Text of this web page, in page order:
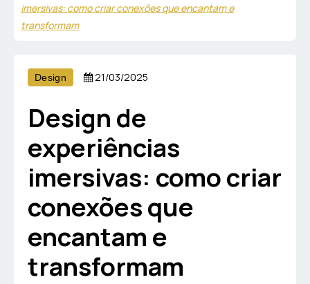
imersivas: como criar conexões que encantam e
transformam
Design 21/03/2025
Design de
experiências
imersivas: como criar
conexões que
encantam e
transformam